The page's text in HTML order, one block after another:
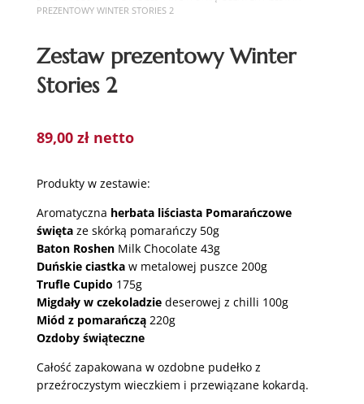
PREZENTOWY WINTER STORIES 2
Zestaw prezentowy Winter
Stories 2
89,00 zł netto
Produkty w zestawie:
Aromatyczna herbata liściasta Pomarańczowe
świętaze skórką pomarańczy 50g
Baton RoshenMilk Chocolate 43g
Duńskie ciastkaw metalowej puszce 200g
Trufle Cupido 175g
Migdały w czekoladziedeserowej z chilli 100g
Miód z pomarańczą220g
Ozdoby świąteczne
Całość zapakowana w ozdobne pudełko z
przeźroczystym wieczkiem i przewiązane kokardą.